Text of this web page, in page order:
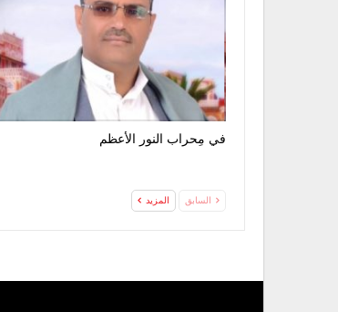
في مِحراب النور الأعظم
السابق المزيد